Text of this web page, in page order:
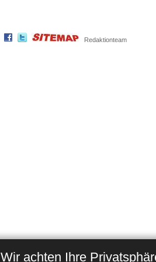
Redaktionteam
Wir achten Ihre